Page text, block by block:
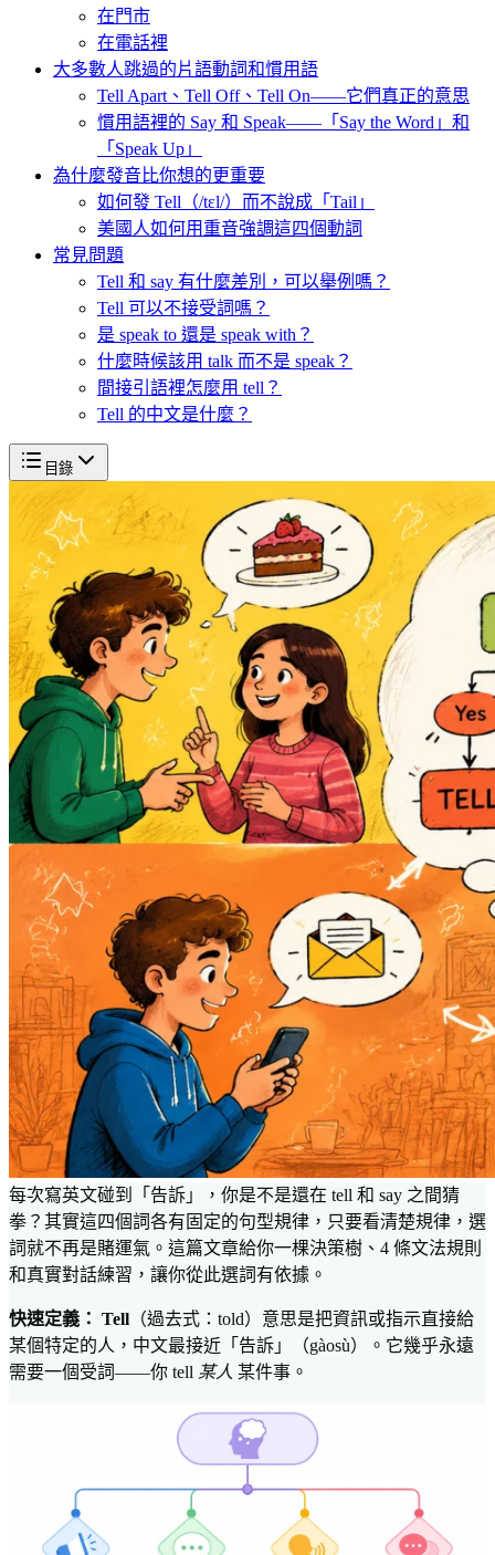
在門市
在電話裡
大多數人跳過的片語動詞和慣用語
Tell Apart、Tell Off、Tell On——它們真正的意思
慣用語裡的 Say 和 Speak——「Say the Word」和
「Speak Up」
為什麼發音比你想的更重要
如何發 Tell（/tɛl/）而不說成「Tail」
美國人如何用重音強調這四個動詞
常見問題
Tell 和 say 有什麼差別，可以舉例嗎？
Tell 可以不接受詞嗎？
是 speak to 還是 speak with？
什麼時候該用 talk 而不是 speak？
間接引語裡怎麼用 tell？
Tell 的中文是什麼？
目錄
每次寫英文碰到「告訴」，你是不是還在 tell 和 say 之間猜
拳？其實這四個詞各有固定的句型規律，只要看清楚規律，選
詞就不再是賭運氣。這篇文章給你一棵決策樹、4 條文法規則
和真實對話練習，讓你從此選詞有依據。
快速定義： Tell （過去式：told）意思是把資訊或指示直接給
某個特定的人，中文最接近「告訴」（gàosù）。它幾乎永遠
需要一個受詞——你 tell 某人 某件事。